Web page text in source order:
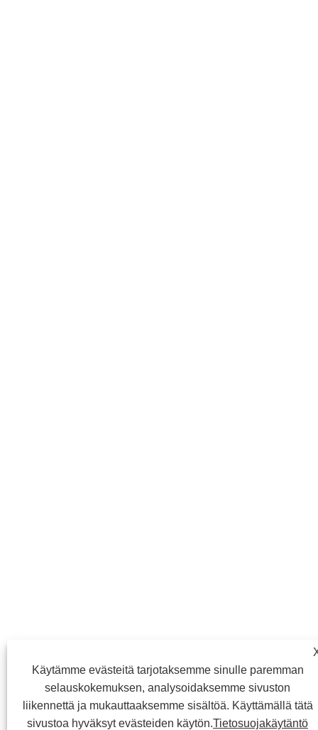
Käytämme evästeitä tarjotaksemme sinulle paremman
selauskokemuksen, analysoidaksemme sivuston
liikennettä ja mukauttaaksemme sisältöä. Käyttämällä tätä
sivustoa hyväksyt evästeiden käytön.Tietosuojakäytäntö